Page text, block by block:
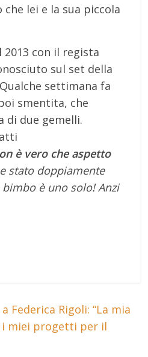
lei e la sua piccola
2013 con il regista
sul set della
settimana fa
smentita, che
di due gemelli.
è vero che aspetto
stato doppiamente
è uno solo! Anzi
Federica Rigoli: “La mia
i miei progetti per il